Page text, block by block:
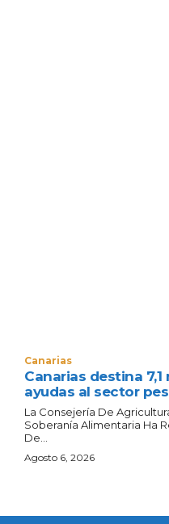
Canarias
Canarias destina
ayudas al sector
La Consejería De
Soberanía Alimentaria Ha
De...
Agosto 6, 2026